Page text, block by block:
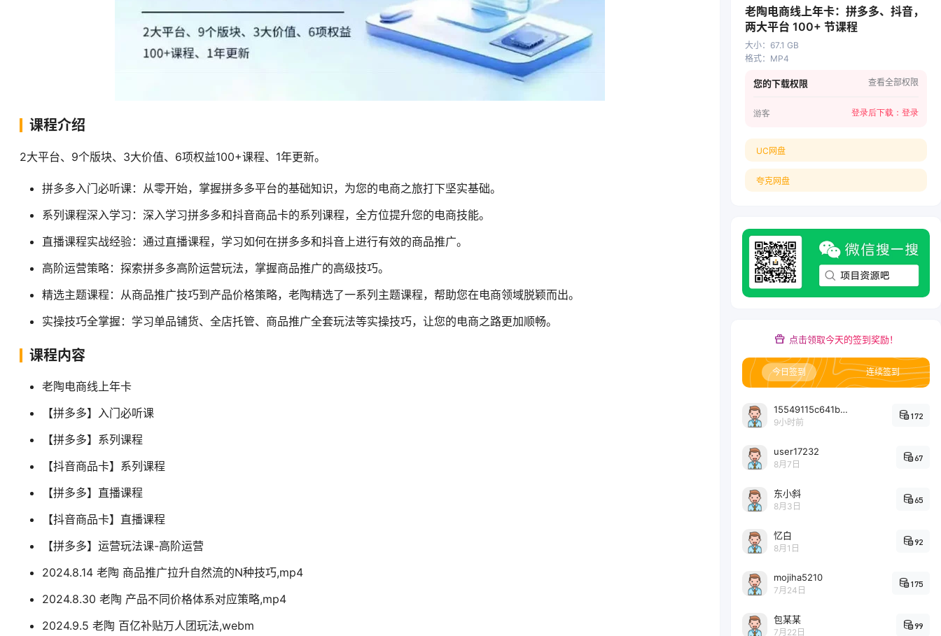
课程介绍
2大平台、9个版块、3大价值、6项权益100+课程、1年更新。
拼多多入门必听课：从零开始，掌握拼多多平台的基础知识，为您的电商之旅打下坚实基础。
系列课程深入学习：深入学习拼多多和抖音商品卡的系列课程，全方位提升您的电商技能。
直播课程实战经验：通过直播课程，学习如何在拼多多和抖音上进行有效的商品推广。
高阶运营策略：探索拼多多高阶运营玩法，掌握商品推广的高级技巧。
精选主题课程：从商品推广技巧到产品价格策略，老陶精选了一系列主题课程，帮助您在电商领域脱颖而出。
实操技巧全掌握：学习单品铺货、全店托管、商品推广全套玩法等实操技巧，让您的电商之路更加顺畅。
课程内容
老陶电商线上年卡
【拼多多】入门必听课
【拼多多】系列课程
【抖音商品卡】系列课程
【拼多多】直播课程
【抖音商品卡】直播课程
【拼多多】运营玩法课-高阶运营
2024.8.14 老陶 商品推广拉升自然流的N种技巧,mp4
2024.8.30 老陶 产品不同价格体系对应策略,mp4
2024.9.5 老陶 百亿补贴万人团玩法,webm
老陶电商线上年卡：拼多多、抖音，
两大平台 100+ 节课程
大小： 67.1 GB
格式： MP4
您的下载权限 查看全部权限
游客 登录后下载： 登录
UC网盘
夸克网盘
点击领取今天的签到奖励！
今日签到 连续签到
15549115c641bc6524e64d1d800349ec7396
9小时前
172
user17232
8月7日
67
东小斜
8月3日
65
忆白
8月1日
92
mojiha5210
7月24日
175
包某某
7月22日
99